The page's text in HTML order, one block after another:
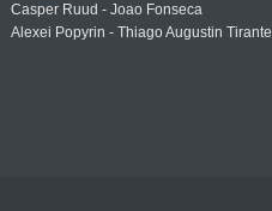
Casper Ruud - Joao Fonseca
Alexei Popyrin - Thiago Augustin Tirante